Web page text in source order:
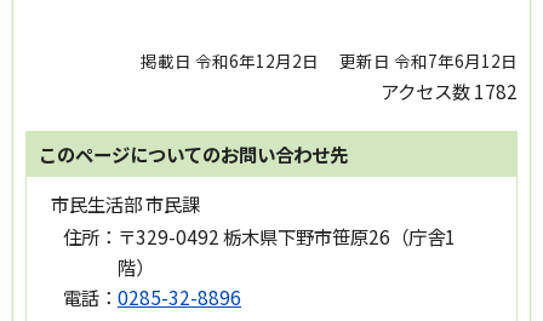
掲載日 令和6年12月2日 更新日 令和7年6月12日
アクセス数1782
このページについてのお問い合わせ先
市民生活部 市民課
住所： 〒329-0492 栃木県下野市笹原26（庁舎1
階）
電話： 0285-32-8896